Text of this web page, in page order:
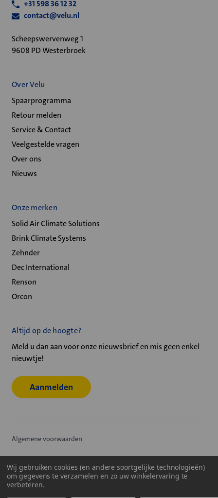
+31 598 36 12 32
contact@velu.nl
Scheepswervenweg 1
9608 PD Westerbroek
Over Velu
Spaarprogramma
Retour melden
Service & Contact
Veelgestelde vragen
Over ons
Nieuws
Onze merken
Solid Air Climate Solutions
Brink Climate Systems
Zehnder
Dec International
Renson
Orcon
Altijd op de hoogte?
Meld u dan aan voor onze nieuwsbrief en mis geen enkel
nieuwtje!
Aanmelden
Algemene voorwaarden
Cookiebeleid
Wij gebruiken cookies (en andere soortgelijke technologieën)
om gegevens te verzamelen en zo uw winkelervaring te
verbeteren.